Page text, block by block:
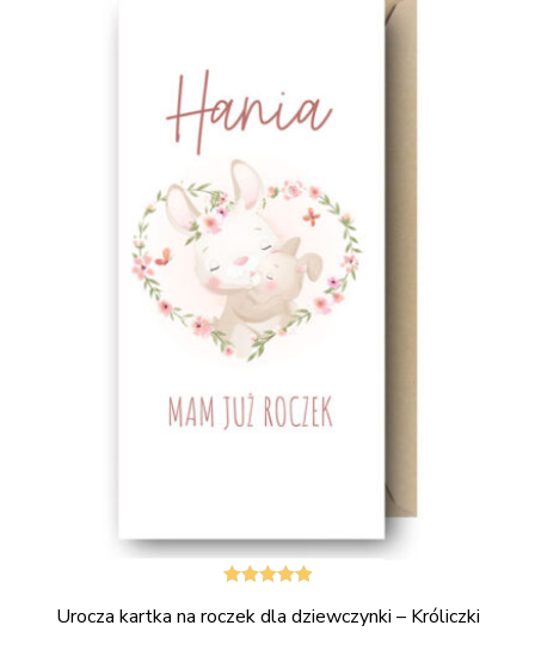
5.00na 5
Urocza kartka na roczek dla dziewczynki – Króliczki